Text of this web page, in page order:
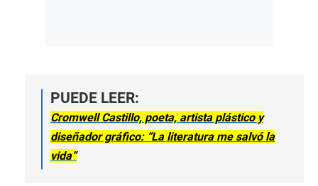
PUEDE LEER:
Cromwell Castillo, poeta, artista plástico y
diseñador gráfico: “La literatura me salvó la
vida”